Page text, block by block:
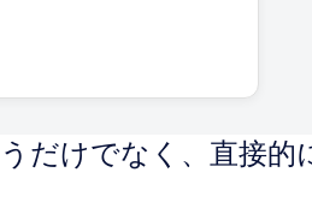
だけでなく、直接的